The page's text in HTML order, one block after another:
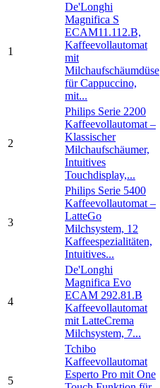
1
De'Longhi
Magnifica S
ECAM11.112.B,
Kaffeevollautomat
mit
Milchaufschäumdüse
für Cappuccino,
mit...
2
Philips Serie 2200
Kaffeevollautomat –
Klassischer
Milchaufschäumer,
Intuitives
Touchdisplay,...
3
Philips Serie 5400
Kaffeevollautomat –
LatteGo
Milchsystem, 12
Kaffeespezialitäten,
Intuitives...
4
De'Longhi
Magnifica Evo
ECAM 292.81.B
Kaffeevollautomat
mit LatteCrema
Milchsystem, 7...
5
Tchibo
Kaffeevollautomat
Esperto Pro mit One